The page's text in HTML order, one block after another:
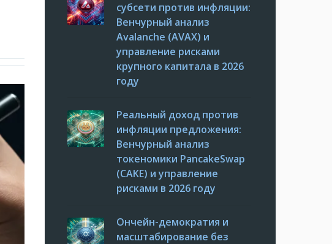
субсети против инфляции:
Венчурный анализ
Avalanche (AVAX) и
управление рисками
крупного капитала в 2026
году
Реальный доход против
инфляции предложения:
Венчурный анализ
токеномики PancakeSwap
(CAKE) и управление
рисками в 2026 году
Ончейн-демократия и
масштабирование без